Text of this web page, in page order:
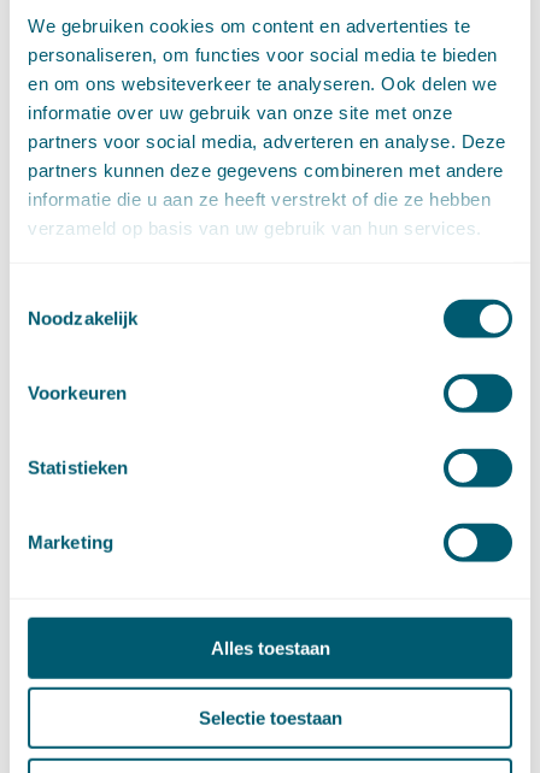
We gebruiken cookies om content en advertenties te
personaliseren, om functies voor social media te bieden
en om ons websiteverkeer te analyseren. Ook delen we
informatie over uw gebruik van onze site met onze
partners voor social media, adverteren en analyse. Deze
partners kunnen deze gegevens combineren met andere
informatie die u aan ze heeft verstrekt of die ze hebben
verzameld op basis van uw gebruik van hun services.
Noodzakelijk
Voorkeuren
Statistieken
Marketing
Alles toestaan
Selectie toestaan
september (12)
juni (16)
mei (11)
april (13)
maart (16)
februari (19)
januari (15)
november (9)
augustus (7)
juni (14)
maart (14)
november (14)
augustus (2)